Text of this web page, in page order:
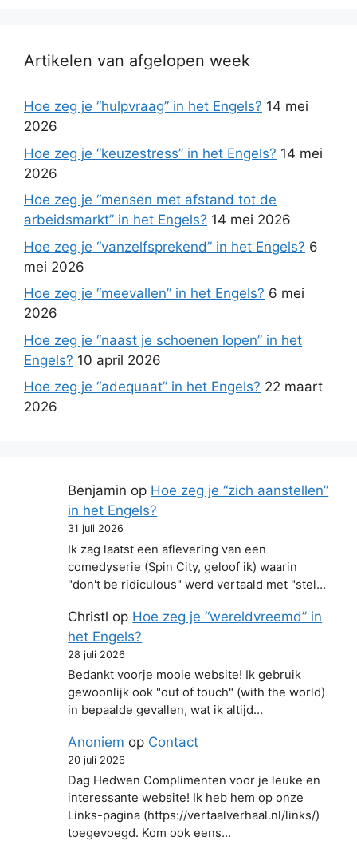
Artikelen van afgelopen week
Hoe zeg je “hulpvraag” in het Engels? 14 mei
2026
Hoe zeg je “keuzestress” in het Engels? 14 mei
2026
Hoe zeg je “mensen met afstand tot de
arbeidsmarkt” in het Engels? 14 mei 2026
Hoe zeg je “vanzelfsprekend” in het Engels? 6
mei 2026
Hoe zeg je “meevallen” in het Engels? 6 mei
2026
Hoe zeg je “naast je schoenen lopen” in het
Engels? 10 april 2026
Hoe zeg je “adequaat” in het Engels? 22 maart
2026
Benjamin op Hoe zeg je “zich aanstellen”
in het Engels?
31 juli 2026
Ik zag laatst een aflevering van een
comedyserie (Spin City, geloof ik) waarin
"don't be ridiculous" werd vertaald met "stel…
Christl op Hoe zeg je “wereldvreemd” in
het Engels?
28 juli 2026
Bedankt voorje mooie website! Ik gebruik
gewoonlijk ook "out of touch" (with the world)
in bepaalde gevallen, wat ik altijd…
Anoniem op Contact
20 juli 2026
Dag Hedwen Complimenten voor je leuke en
interessante website! Ik heb hem op onze
Links-pagina (https://vertaalverhaal.nl/links/)
toegevoegd. Kom ook eens…